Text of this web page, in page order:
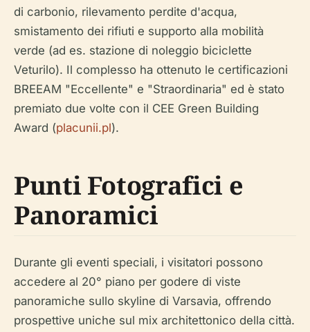
di carbonio, rilevamento perdite d'acqua,
smistamento dei rifiuti e supporto alla mobilità
verde (ad es. stazione di noleggio biciclette
Veturilo). Il complesso ha ottenuto le certificazioni
BREEAM "Eccellente" e "Straordinaria" ed è stato
premiato due volte con il CEE Green Building
Award (placunii.pl).
Punti Fotografici e
Panoramici
Durante gli eventi speciali, i visitatori possono
accedere al 20° piano per godere di viste
panoramiche sullo skyline di Varsavia, offrendo
prospettive uniche sul mix architettonico della città.